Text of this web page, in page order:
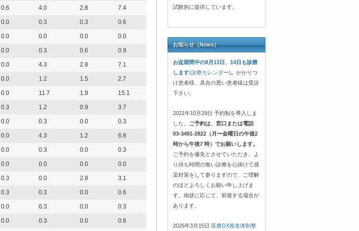
0.6 4.0 2.8 7.4
0.0 0.3 0.3 0.6
0.0 0.0 0.0 0.0
0.0 0.3 0.6 0.9
0.0 4.3 2.8 7.1
0.0 1.2 1.5 2.7
0.0 11.7 1.9 15.1
0.3 1.2 0.9 3.7
0.0 0.3 0.0 0.3
0.0 4.3 1.2 6.8
0.0 0.3 0.0 0.3
0.0 0.0 0.0 0.0
0.3 0.0 2.8 3.1
0.3 0.3 0.0 0.6
0.0 0.3 0.0 0.3
0.0 0.3 0.0 0.6
試験的に提供しています。
お知らせ（News）
お盆期間中の8月13日、14日も診療
します(診療カレンダー)。 かかりつ
け患者様、具合の悪い患者様は受診
下さい。
2021年10月29日 予約制を導入しま
した。 ご予約は、窓口または電話
03-3491-2822（月〜金曜日の午後2
時から午後7 時）でお願いします。
ご予約を優先とさせていただき、よ
り待ち時間の無い診療を心掛けて感
染対策をして参りますので、ご理解
のほどよろしくお願い申し上げま
す。病状に応じて、前後する場合が
あります。
2026年3月15日 医療DX推進体制整